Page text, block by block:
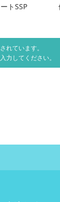
トSSP
れています。
力してください。